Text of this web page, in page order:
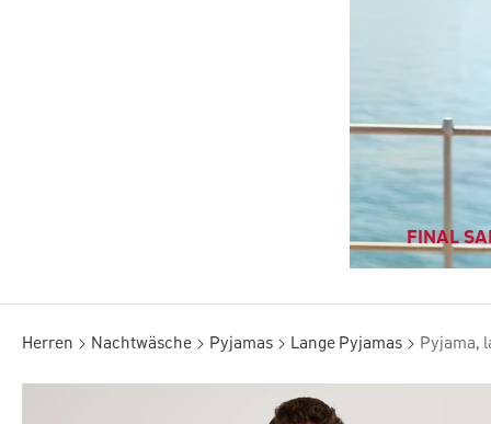
FINAL
Herren Nachtwäsche Pyjamas Lange Pyjamas Pyjama,